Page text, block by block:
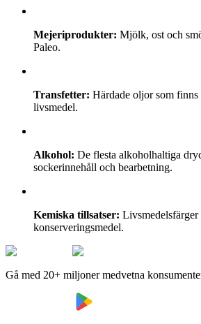
Mejeriprodukter: Mjölk, ost och
Paleo.
Transfetter: Härdade oljor som finns
livsmedel.
Alkohol: De flesta alkoholhaltiga
sockerinnehåll och bearbetning.
Kemiska tillsatser: Livsmedelsfärger
konserveringsmedel.
Gå med 20+ miljoner medvetna